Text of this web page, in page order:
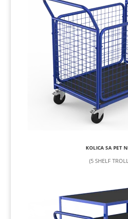
KOLICA SA PET
(5 SHELF